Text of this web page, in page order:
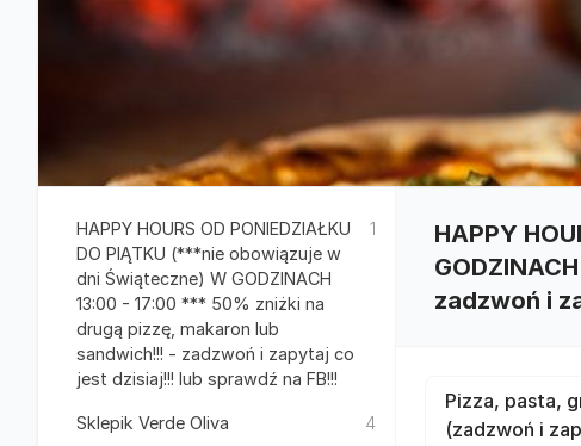
HAPPY HOURS OD PONIEDZIAŁKU
DO PIĄTKU (***nie obowiązuje w
dni Świąteczne) W GODZINACH
13:00 - 17:00 *** 50% zniżki na
drugą pizzę, makaron lub
sandwich!!! - zadzwoń i zapytaj co
jest dzisiaj!!! lub sprawdź na FB!!!
1
Sklepik Verde Oliva 4
HAPPY
zadzwoń i
Pizza, pasta,
(zadzwoń i